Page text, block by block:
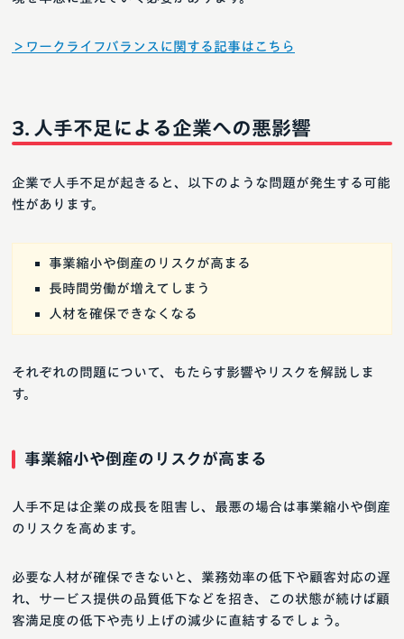
＞ワークライフバランスに関する記事はこちら
人手不足による企業への悪影響
企業で人手不足が起きると、以下のような問題が発生する可能
性があります。
事業縮小や倒産のリスクが高まる
長時間労働が増えてしまう
人材を確保できなくなる
それぞれの問題について、もたらす影響やリスクを解説しま
す。
事業縮小や倒産のリスクが高まる
人手不足は企業の成長を阻害し、最悪の場合は事業縮小や倒産
のリスクを高めます。
必要な人材が確保できないと、業務効率の低下や顧客対応の遅
れ、サービス提供の品質低下などを招き、この状態が続けば顧
客満足度の低下や売り上げの減少に直結するでしょう。